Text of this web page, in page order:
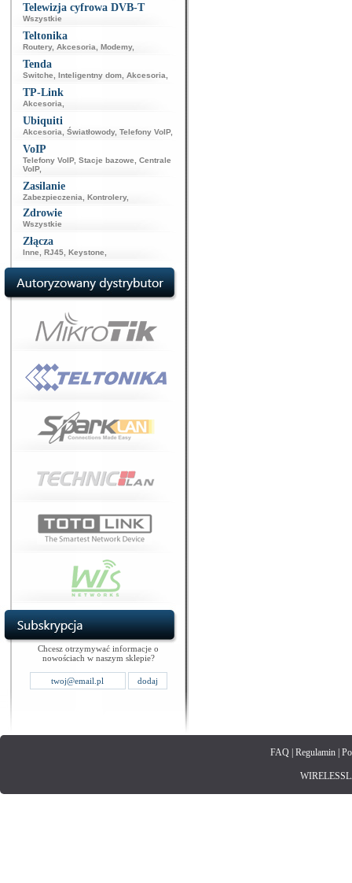
Telewizja cyfrowa DVB-T
Wszystkie
Teltonika
Routery, Akcesoria Modemy,
Tenda
Switche Inteligentny dom Akcesoria
TP-Link
Akcesoria
Ubiquiti
Akcesoria Światłowody, Telefony VoIP,
VoIP
Telefony VoIP, Stacje bazowe
Centrale
VoIP,
Zasilanie
Zabezpieczenia Kontrolery,
Zdrowie
Wszystkie
Złącza
Inne RJ45 Keystone
Chcesz otrzymywać informacje o
nowościach w naszym sklepie?
FAQ| Regulamin|